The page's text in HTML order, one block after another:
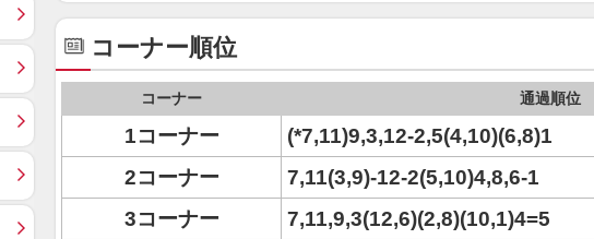
コーナー順位
コーナー 通過順位
1コーナー
(*7,11)9,3,12-2,5(4,10)(6,8)1
2コーナー
7,11(3,9)-12-2(5,10)4,8,6-1
3コーナー
7,11,9,3(12,6)(2,8)(10,1)4=5